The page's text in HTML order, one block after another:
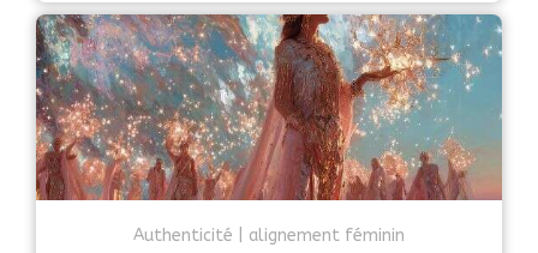
Authenticité alignement féminin